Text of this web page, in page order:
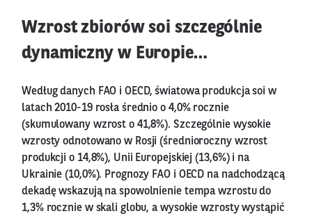
Wzrost zbiorów soi szczególnie
dynamiczny w Europie…
Według danych FAO i OECD, światowa produkcja soi w
latach 2010-19 rosła średnio o 4,0% rocznie
(skumulowany wzrost o 41,8%). Szczególnie wysokie
wzrosty odnotowano w Rosji (średnioroczny wzrost
produkcji o 14,8%), Unii Europejskiej (13,6%) i na
Ukrainie (10,0%). Prognozy FAO i OECD na nadchodzącą
dekadę wskazują na spowolnienie tempa wzrostu do
1,3% rocznie w skali globu, a wysokie wzrosty wystąpić